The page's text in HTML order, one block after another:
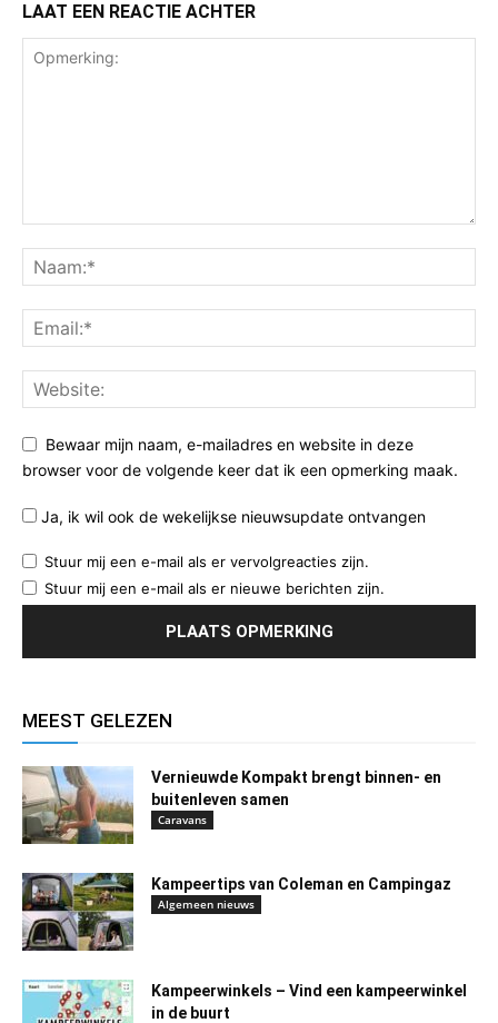
LAAT EEN REACTIE ACHTER
Bewaar mijn naam, e-mailadres en website in deze
browser voor de volgende keer dat ik een opmerking maak.
Ja, ik wil ook de wekelijkse nieuwsupdate ontvangen
Stuur mij een e-mail als er vervolgreacties zijn.
Stuur mij een e-mail als er nieuwe berichten zijn.
MEEST GELEZEN
Vernieuwde Kompakt brengt binnen- en
buitenleven samen
Caravans
Kampeertips van Coleman en Campingaz
Algemeen nieuws
Kampeerwinkels – Vind een kampeerwinkel
in de buurt